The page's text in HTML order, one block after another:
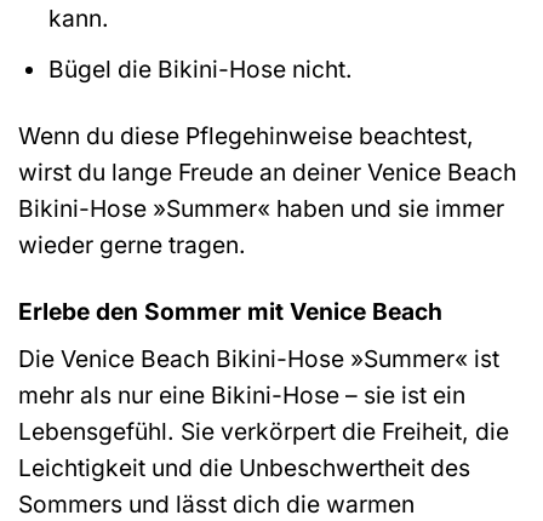
kann.
Bügel die Bikini-Hose nicht.
Wenn du diese Pflegehinweise beachtest,
wirst du lange Freude an deiner Venice Beach
Bikini-Hose »Summer« haben und sie immer
wieder gerne tragen.
Erlebe den Sommer mit Venice Beach
Die Venice Beach Bikini-Hose »Summer« ist
mehr als nur eine Bikini-Hose – sie ist ein
Lebensgefühl. Sie verkörpert die Freiheit, die
Leichtigkeit und die Unbeschwertheit des
Sommers und lässt dich die warmen